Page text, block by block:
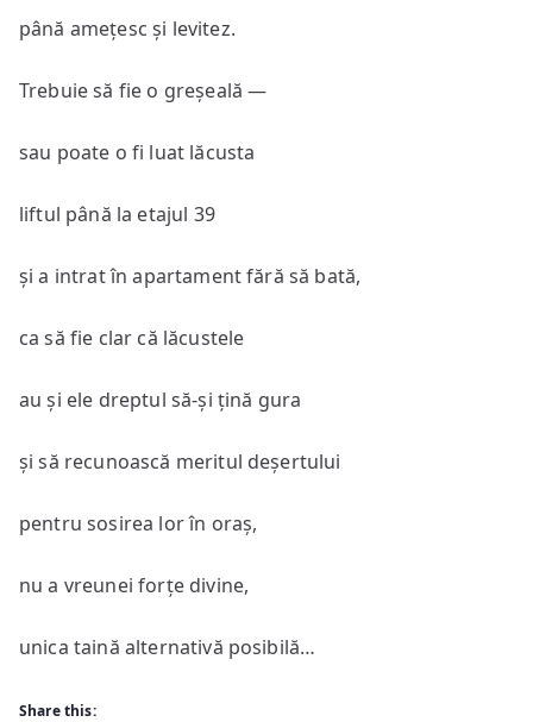
până amețesc și levitez.
Trebuie să fie o greșeală —
sau poate o fi luat lăcusta
liftul până la etajul 39
și a intrat în apartament fără să bată,
ca să fie clar că lăcustele
au și ele dreptul să-și țină gura
și să recunoască meritul deșertului
pentru sosirea lor în oraș,
nu a vreunei forțe divine,
unica taină alternativă posibilă…
Share this: